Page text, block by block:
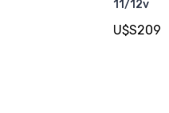
11/12v
U$S209